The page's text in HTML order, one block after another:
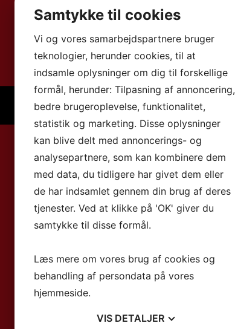
Samtykke til cookies
Vi og vores samarbejdspartnere bruger
teknologier, herunder cookies, til at
indsamle oplysninger om dig til forskellige
formål, herunder: Tilpasning af annoncering,
bedre brugeroplevelse, funktionalitet,
statistik og marketing. Disse oplysninger
kan blive delt med annoncerings- og
analysepartnere, som kan kombinere dem
med data, du tidligere har givet dem eller
de har indsamlet gennem din brug af deres
tjenester. Ved at klikke på 'OK' giver du
samtykke til disse formål.
Læs mere om vores brug af cookies og
behandling af persondata på vores
hjemmeside.
VIS DETALJER